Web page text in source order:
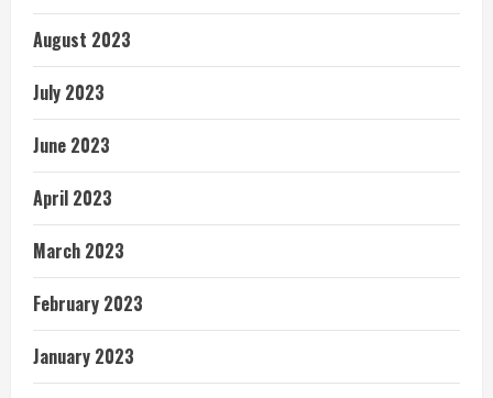
August 2023
July 2023
June 2023
April 2023
March 2023
February 2023
January 2023